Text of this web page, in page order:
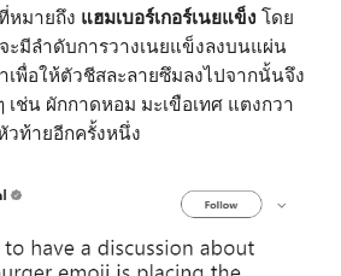
หมายถึง แฮมเบอร์เกอร์เนยแข็ง โดย
ะมีลำดับการวางเนยแข็งลงบนแผ่น
เพื่อให้ตัวชีสละลายซึมลงไปจากนั้นจึง
ช่น ผักกาดหอม มะเขือเทศ แตงกวา
วท้ายอีกครั้งหนึ่ง